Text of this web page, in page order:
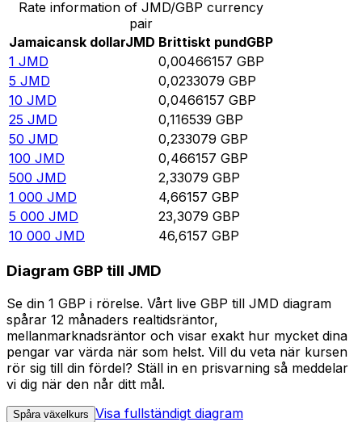
Rate information of JMD/GBP currency
pair
Jamaicansk dollarJMD Brittiskt pundGBP
1 JMD 0,00466157 GBP
5 JMD 0,0233079 GBP
10 JMD 0,0466157 GBP
25 JMD 0,116539 GBP
50 JMD 0,233079 GBP
100 JMD 0,466157 GBP
500 JMD 2,33079 GBP
1 000 JMD 4,66157 GBP
5 000 JMD 23,3079 GBP
10 000 JMD 46,6157 GBP
Diagram GBP till JMD
Se din 1 GBP i rörelse. Vårt live GBP till JMD diagram
spårar 12 månaders realtidsräntor,
mellanmarknadsräntor och visar exakt hur mycket dina
pengar var värda när som helst. Vill du veta när kursen
rör sig till din fördel? Ställ in en prisvarning så meddelar
vi dig när den når ditt mål.
Spåra växelkurs Visa fullständigt diagram